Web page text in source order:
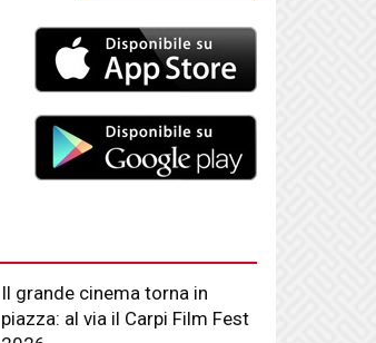
Il grande cinema torna in
piazza: al via il Carpi Film Fest